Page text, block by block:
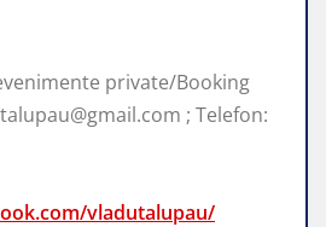
private/Booking
; Telefon:
vladutalupau/